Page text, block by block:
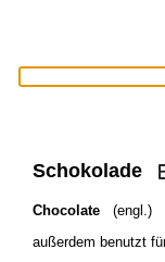
Schokolade
Chocolate
(engl.)
außerdem benutzt